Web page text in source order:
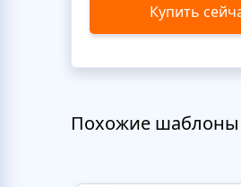
Купить
Похожие шаблоны